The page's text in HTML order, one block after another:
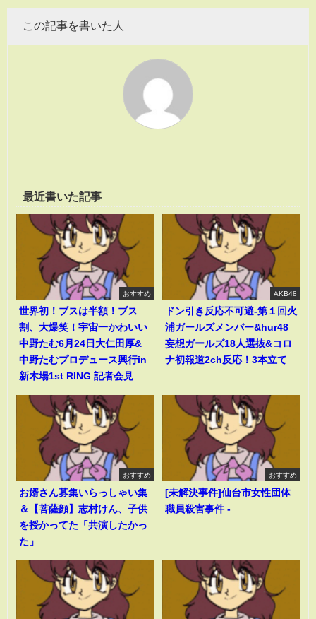
この記事を書いた人
最近書いた記事
おすすめ
世界初！ブスは半額！ブス
割、大爆笑！宇宙一かわいい
中野たむ6月24日大仁田厚&
中野たむプロデュース興行in
新木場1st RING 記者会見
AKB48
ドン引き反応不可避-第１回火
浦ガールズメンバー&hur48
妄想ガールズ18人選抜&コロ
ナ初報道2ch反応！3本立て
おすすめ
お婿さん募集いらっしゃい集
＆【菩薩顔】志村けん、子供
を授かってた「共演したかっ
た」
おすすめ
[未解決事件]仙台市女性団体
職員殺害事件 -